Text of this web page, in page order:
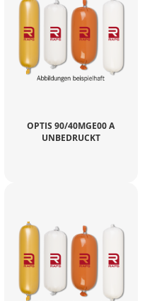
OPTIS 90/40MGE00 A
UNBEDRUCKT